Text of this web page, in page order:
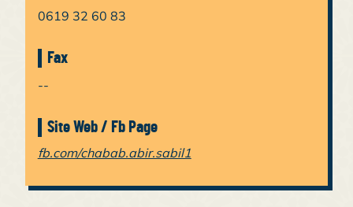
0619 32 60 83
Fax
--
Site Web / Fb Page
fb.com/chabab.abir.sabil1